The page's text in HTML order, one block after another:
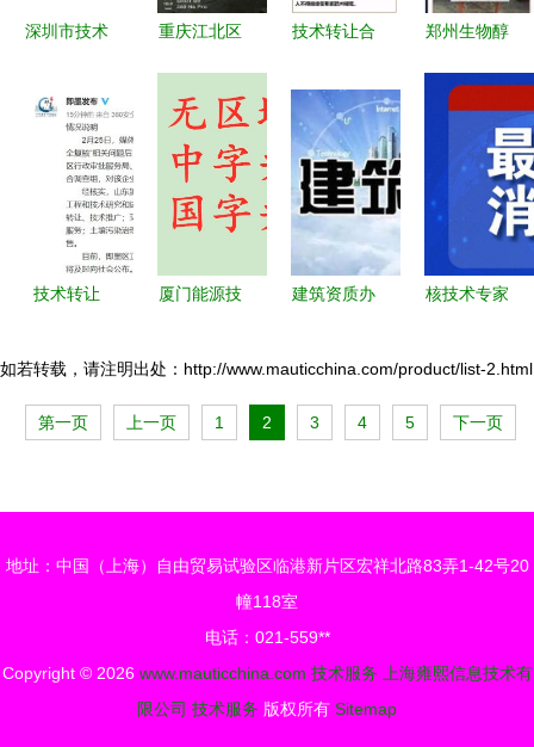
深圳市技术
开发市场全
景解析 从
供应链到产
业生态
重庆江北区
房整体转让
技术转让合
义务解析
郑州生物醇
与加盟指南
为何选择金
运智能科
技术转让
与风险管理
厦门能源技
术开发项目
转让条件与
费用详解
建筑资质办
合集（一）
技术转让解
析与应对策
核技术专家
引发多重疑
问，行业安
全与跨国技
浮现
如若转载，请注明出处：http://www.mauticchina.com/product/list-2.html
第一页 上一页 1 2 3 4 5 下一页
地址：中国（上海）自由贸易试验区临港新片区宏祥北路83弄1-42号20
幢118室
电话：021-559**
Copyright © 2026 www.mauticchina.com 技术服务
上海雍熙信息技术有
限公司 技术服务 版权所有 Sitemap